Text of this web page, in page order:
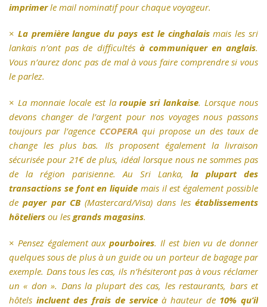
imprimerle mail nominatif pour chaque voyageur.
× La première langue du pays est le cinghalaismais les sri
lankais n’ont pas de difficultés à communiquer en anglais.
Vous n’aurez donc pas de mal à vous faire comprendre si vous
le parlez.
× La monnaie locale est laroupie sri lankaise. Lorsque nous
devons changer de l’argent pour nos voyages nous passons
toujours par l’agence CCOPERA qui propose un des taux de
change les plus bas. Ils proposent également la livraison
sécurisée pour 21€ de plus, idéal lorsque nous ne sommes pas
de la région parisienne. Au Sri Lanka, la plupart des
transactions se font en liquide mais il est également possible
depayer par CB(Mastercard/Visa) dans lesétablissements
hôteliers ou lesgrands magasins.
× Pensez également auxpourboires. Il est bien vu de donner
quelques sous de plus à un guide ou un porteur de bagage par
exemple. Dans tous les cas, ils n’hésiteront pas à vous réclamer
un « don ». Dans la plupart des cas, les restaurants, bars et
hôtels incluent des frais de serviceà hauteur de 10% qu’il